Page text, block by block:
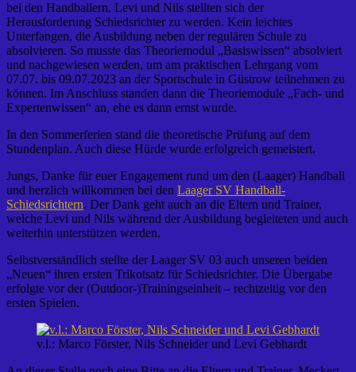
bei den Handballern. Levi und Nils stellten sich der
Herausforderung Schiedsrichter zu werden. Kein leichtes
Unterfangen, die Ausbildung neben der regulären Schule zu
absolvieren. So musste das Theoriemodul „Basiswissen“ absolviert
und nachgewiesen werden, um am praktischen Lehrgang vom
07.07. bis 09.07.2023 an der Sportschule in Güstrow teilnehmen zu
können. Im Anschluss standen dann die Theoriemodule „Fach- und
Expertenwissen“ an, ehe es dann ernst wurde.
In den Sommerferien stand die theoretische Prüfung auf dem
Stundenplan. Auch diese Hürde wurde erfolgreich gemeistert.
Jungs, Danke für euer Engagement rund um den (Laager) Handball
und herzlich willkommen bei den Laager SV Handball-
Schiedsrichtern. Der Dank geht auch an die Eltern und Trainer,
welche Levi und Nils während der Ausbildung begleiteten und auch
weiterhin unterstützen werden.
Selbstverständlich stellte der Laager SV 03 auch unseren beiden
„Neuen“ ihren ersten Trikotsatz für Schiedsrichter. Die Übergabe
erfolgte vor der (Outdoor-)Trainingseinheit – rechtzeitig vor den
ersten Spielen.
v.l.: Marco Förster, Nils Schneider und Levi Gebhardt